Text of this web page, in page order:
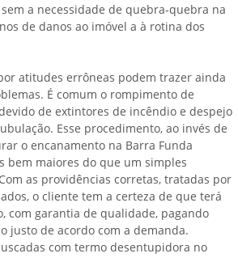
a necessidade de quebra-quebra na
de danos ao imóvel a à rotina dos
atitudes errôneas podem trazer ainda
É comum o rompimento de
de extintores de incêndio e despejo
Esse procedimento, ao invés de
o encanamento na Barra Funda
bem maiores do que um simples
as providências corretas, tratadas por
o cliente tem a certeza de que terá
com garantia de qualidade, pagando
justo de acordo com a demanda.
com termo desentupidora no